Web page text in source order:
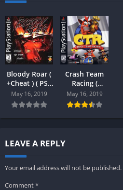
Bloody Roar (
+Cheat ) ( PS1
)
May 16, 2019
Crash Team
Racing (
+Cheat ) ( PS 1
)
May 16, 2019
LEAVE A REPLY
Your email address will not be published.
Comment*